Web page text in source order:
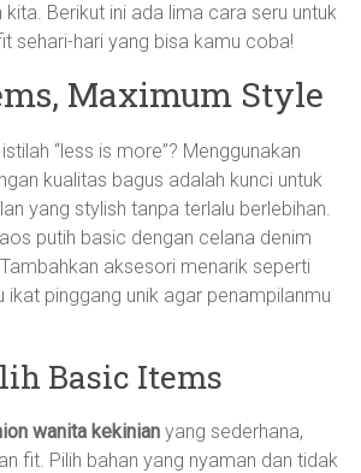
Berikut ini ada lima cara seru untuk
sehari-hari yang bisa kamu coba!
Maximum Style
“less is more”? Menggunakan
kualitas bagus adalah kunci untuk
yang stylish tanpa terlalu berlebihan.
putih basic dengan celana denim
aksesori menarik seperti
ikat pinggang unik agar penampilanmu
Basic Items
wanita kekinian yang sederhana,
fit. Pilih bahan yang nyaman dan tidak